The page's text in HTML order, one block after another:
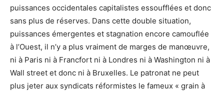
puissances occidentales capitalistes essoufflées et donc
sans plus de réserves. Dans cette double situation,
puissances émergentes et stagnation encore camouflée
à l’Ouest, il n’y a plus vraiment de marges de manœuvre,
ni à Paris ni à Francfort ni à Londres ni à Washington ni à
Wall street et donc ni à Bruxelles. Le patronat ne peut
plus jeter aux syndicats réformistes le fameux « grain à